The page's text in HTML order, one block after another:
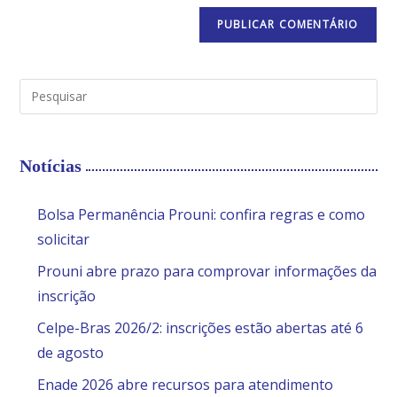
Notícias
Bolsa Permanência Prouni: confira regras e como
solicitar
Prouni abre prazo para comprovar informações da
inscrição
Celpe-Bras 2026/2: inscrições estão abertas até 6
de agosto
Enade 2026 abre recursos para atendimento